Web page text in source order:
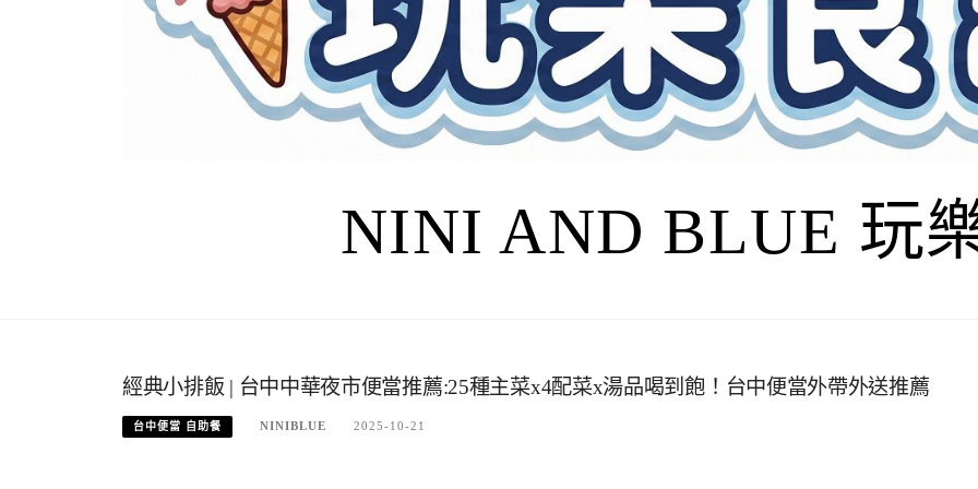
NINI AND BLUE 玩
經典小排飯 | 台中中華夜市便當推薦:25種主菜x4配菜x湯品喝到飽！台中便當外帶外送推薦
台中便當 自助餐 NINIBLUE 2025-10-21